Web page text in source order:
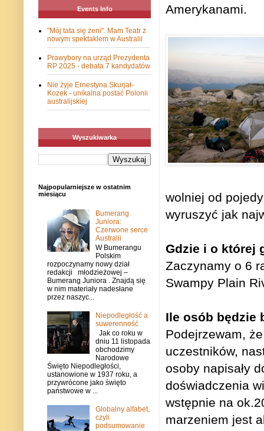
Amerykanami.
wolniej od
wyruszyć jak
Gdzie i o której
Zaczynamy o 6
Swampy Plain
Ile osób będzie
Podejrzewam,
uczestników,
osoby napisały
doświadczenia
wstępnie na
marzeniem jest
Events Info
"Mój tata się żeni". Mam Teatr z
nowym spektaklem w Australii
Prawybory na urząd Prezydenta
RP 2025 - debata 7 kandydatów
Nie żyje Ernestyna Skurjat-
Kozek - unikalna postać Polonii
australijskiej
Wyszukiwarka
Najpopularniejsze w ostatnim
miesiącu
Bumerang
Juniora:
Czerwone serce
Australii
W Bumerangu
Polskim
rozpoczynamy nowy dział
redakcji młodzieżowej –
Bumerang Juniora . Znajdą się
w nim materiały nadesłane
przez naszyc...
Niepodległość a
suwerenność
Jak co roku w
dniu 11 listopada
obchodzimy
Narodowe
Święto Niepodległości,
ustanowione w 1937 roku, a
przywrócone jako święto
państwowe w ...
Globalny alfabet,
czyli
podsumowanie